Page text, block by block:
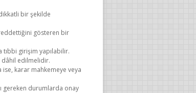
bir şekilde
gösteren bir
tıbbi girişim yapılabilir.
dâhil edilmelidir.
karar mahkemeye veya
gereken durumlarda onay